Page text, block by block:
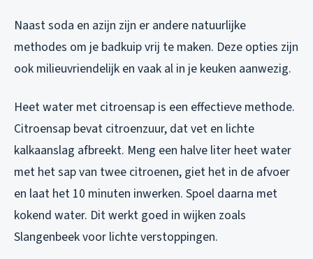
Naast soda en azijn zijn er andere natuurlijke
methodes om je badkuip vrij te maken. Deze opties zijn
ook milieuvriendelijk en vaak al in je keuken aanwezig.
Heet water met citroensap is een effectieve methode.
Citroensap bevat citroenzuur, dat vet en lichte
kalkaanslag afbreekt. Meng een halve liter heet water
met het sap van twee citroenen, giet het in de afvoer
en laat het 10 minuten inwerken. Spoel daarna met
kokend water. Dit werkt goed in wijken zoals
Slangenbeek voor lichte verstoppingen.